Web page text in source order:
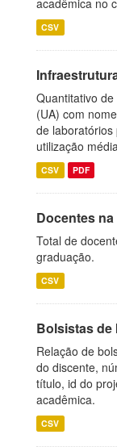
acadêmica no
CSV
Quantitativo
(UA) com
de laboratórios
utilização
CSV PDF
Docentes
Total de
graduação.
CSV
Bolsistas de
Relação de
do discente,
título, id do
acadêmica.
CSV